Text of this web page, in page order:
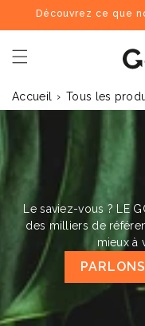
passer
au
contenu
Découvrez ce que
Dernières
Recherches
Goodies
♻️
Accueil › Tous les
Le saviez-vous ? LE
des milliers de
mieux à